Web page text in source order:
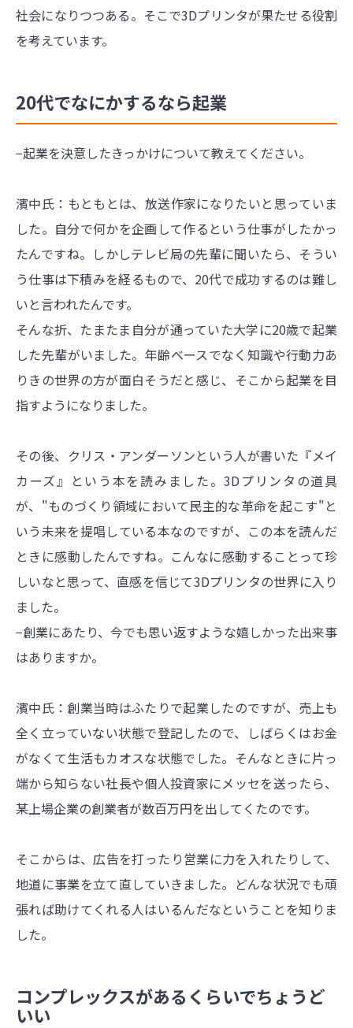
社会になりつつある。そこで3Dプリンタが果たせる役割
を考えています。
20代でなにかするなら起業
−起業を決意したきっかけについて教えてください。
濱中氏：もともとは、放送作家になりたいと思っていま
した。自分で何かを企画して作るという仕事がしたかっ
たんですね。しかしテレビ局の先輩に聞いたら、そうい
う仕事は下積みを経るもので、20代で成功するのは難し
いと言われたんです。
そんな折、たまたま自分が通っていた大学に20歳で起業
した先輩がいました。年齢ベースでなく知識や行動力あ
りきの世界の方が面白そうだと感じ、そこから起業を目
指すようになりました。
その後、クリス・アンダーソンという人が書いた『メイ
カーズ』という本を読みました。3Dプリンタの道具
が、"ものづくり領域において民主的な革命を起こす"と
いう未来を提唱している本なのですが、この本を読んだ
ときに感動したんですね。こんなに感動することって珍
しいなと思って、直感を信じて3Dプリンタの世界に入り
ました。
−創業にあたり、今でも思い返すような嬉しかった出来事
はありますか。
濱中氏：創業当時はふたりで起業したのですが、売上も
全く立っていない状態で登記したので、しばらくはお金
がなくて生活もカオスな状態でした。そんなときに片っ
端から知らない社長や個人投資家にメッセを送ったら、
某上場企業の創業者が数百万円を出してくたのです。
そこからは、広告を打ったり営業に力を入れたりして、
地道に事業を立て直していきました。どんな状況でも頑
張れば助けてくれる人はいるんだなということを知りま
した。
コンプレックスがあるくらいでちょうど
いい